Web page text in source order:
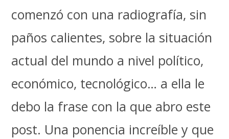
comenzó con una radiografía, sin
paños calientes, sobre la situación
actual del mundo a nivel político,
económico, tecnológico… a ella le
debo la frase con la que abro este
post. Una ponencia increíble y que